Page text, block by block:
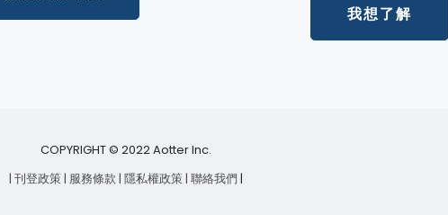
我想了解
COPYRIGHT © 2022 Aotter Inc.
| 刊登政策| 服務條款| 隱私權政策| 聯絡我們 |